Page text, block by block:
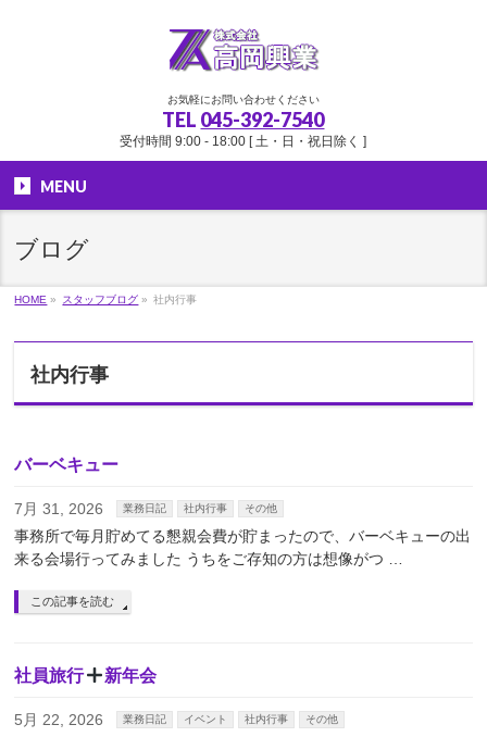
お気軽にお問い合わせください
TEL 045-392-7540
受付時間 9:00 - 18:00 [ 土・日・祝日除く ]
MENU
ブログ
HOME » スタッフブログ » 社内行事
社内行事
バーベキュー
7月 31, 2026 業務日記 社内行事 その他
事務所で毎月貯めてる懇親会費が貯まったので、バーベキューの出
来る会場行ってみました うちをご存知の方は想像がつ …
この記事を読む
社員旅行 新年会
5月 22, 2026 業務日記 イベント 社内行事 その他